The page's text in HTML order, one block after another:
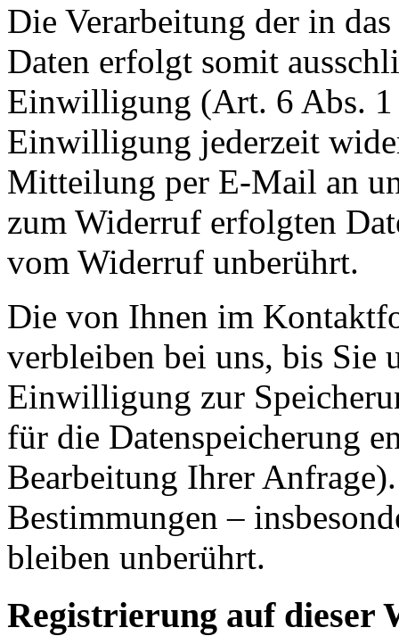
Die Verarbeitung der in
Daten erfolgt somit
Einwilligung (Art. 6 Abs. 1
Einwilligung jederzeit
Mitteilung per E-Mail an
zum Widerruf erfolgten
vom Widerruf unberührt.
Die von Ihnen im
verbleiben bei uns, bis Sie
Einwilligung zur
für die Datenspeicherung
Bearbeitung Ihrer
Bestimmungen –
bleiben unberührt.
Registrierung auf dieser